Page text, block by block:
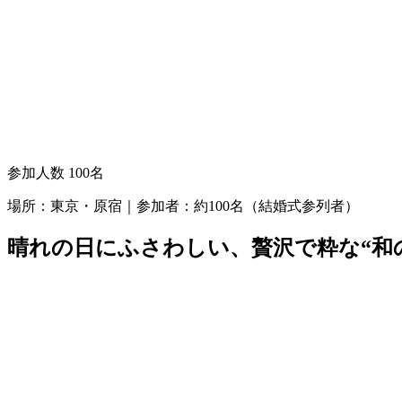
参加人数 100名
場所：東京・原宿｜参加者：約100名（結婚式参列者）
晴れの日にふさわしい、贅沢で粋な“和